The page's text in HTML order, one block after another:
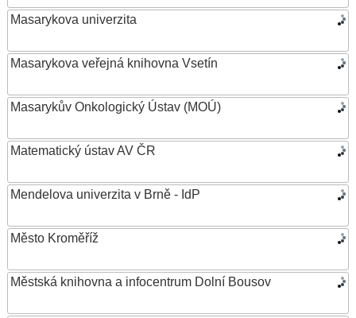
Masarykova univerzita
Masarykova veřejná knihovna Vsetín
Masarykův Onkologický Ústav (MOÚ)
Matematický ústav AV ČR
Mendelova univerzita v Brně - IdP
Město Kroměříž
Městská knihovna a infocentrum Dolní Bousov